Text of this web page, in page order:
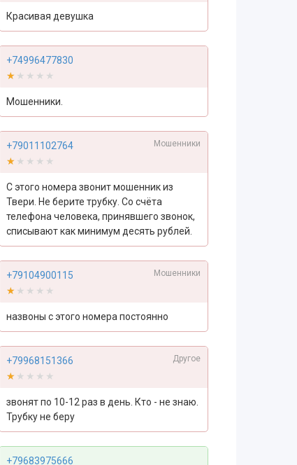
Красивая девушка
+74996477830
★★★★★
★★★★★
Мошенники.
+79011102764 Мошенники
★★★★★
★★★★★
С этого номера звонит мошенник из
Твери. Не берите трубку. Со счёта
телефона человека, принявшего звонок,
списывают как минимум десять рублей.
+79104900115 Мошенники
★★★★★
★★★★★
назвоны с этого номера постоянно
+79968151366 Другое
★★★★★
★★★★★
звонят по 10-12 раз в день. Кто - не знаю.
Трубку не беру
+79683975666